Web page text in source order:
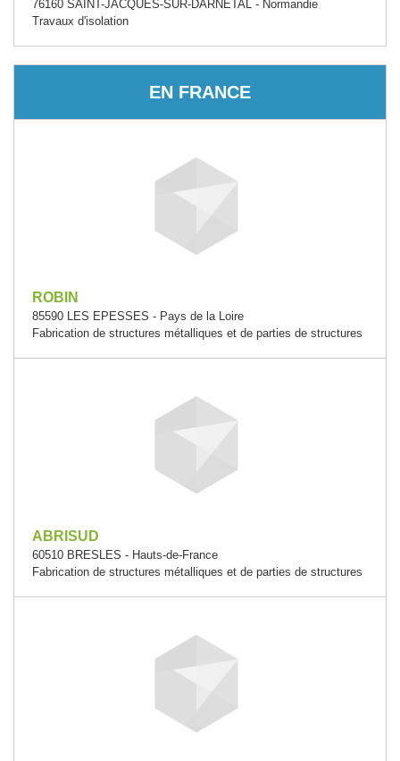
76160 SAINT-JACQUES-SUR-DARNETAL - Normandie
Travaux d'isolation
EN FRANCE
ROBIN
85590 LES EPESSES - Pays de la Loire
Fabrication de structures métalliques et de parties de structures
ABRISUD
60510 BRESLES - Hauts-de-France
Fabrication de structures métalliques et de parties de structures